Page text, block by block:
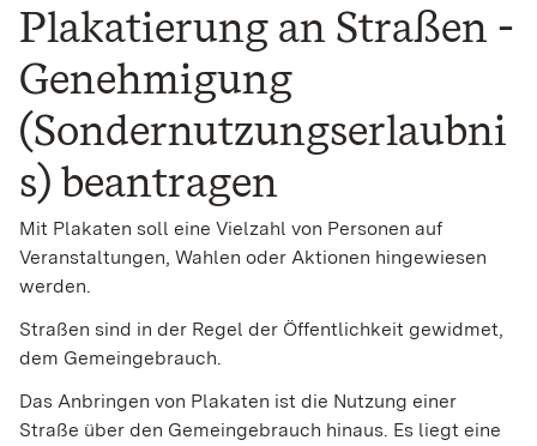
Plakatierung an Straßen -
Genehmigung
(Sondernutzungserlaubni
s) beantragen
Mit Plakaten soll eine Vielzahl von Personen auf
Veranstaltungen, Wahlen oder Aktionen hingewiesen
werden.
Straßen sind in der Regel der Öffentlichkeit gewidmet,
dem Gemeingebrauch.
Das Anbringen von Plakaten ist die Nutzung einer
Straße über den Gemeingebrauch hinaus. Es liegt eine